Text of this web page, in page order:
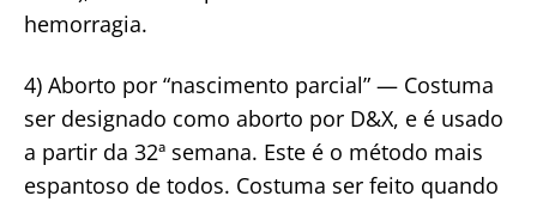
hemorragia.
4) Aborto por “nascimento parcial” — Costuma
ser designado como aborto por D&X, e é usado
a partir da 32ª semana. Este é o método mais
espantoso de todos. Costuma ser feito quando